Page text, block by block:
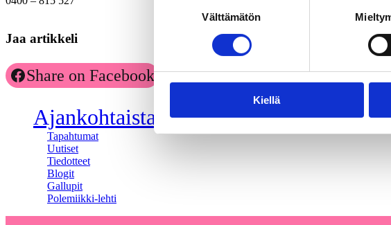
Välttämätön
Kiellä
Jaa artikkeli
Share on Facebook Share on LinkedIn Email
Ajankohtaista
Tapahtumat
Uutiset
Tiedotteet
Blogit
Gallupit
Polemiikki-lehti